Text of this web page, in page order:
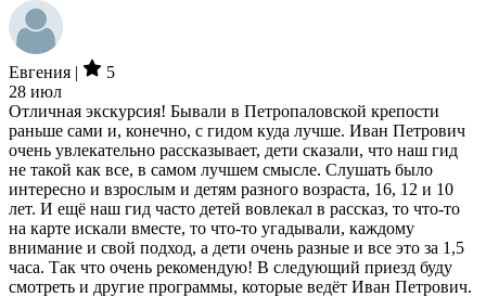
Евгения |
5
28 июл
Отличная экскурсия! Бывали в Петропаловской крепости
раньше сами и, конечно, с гидом куда лучше. Иван Петрович
очень увлекательно рассказывает, дети сказали, что наш гид
не такой как все, в самом лучшем смысле. Слушать было
интересно и взрослым и детям разного возраста, 16, 12 и 10
лет. И ещё наш гид часто детей вовлекал в рассказ, то что-то
на карте искали вместе, то что-то угадывали, каждому
внимание и свой подход, а дети очень разные и все это за 1,5
часа. Так что очень рекомендую! В следующий приезд буду
смотреть и другие программы, которые ведёт Иван Петрович.